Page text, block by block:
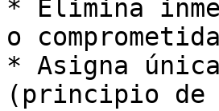
* Elimina
o
* Asigna
(principio de